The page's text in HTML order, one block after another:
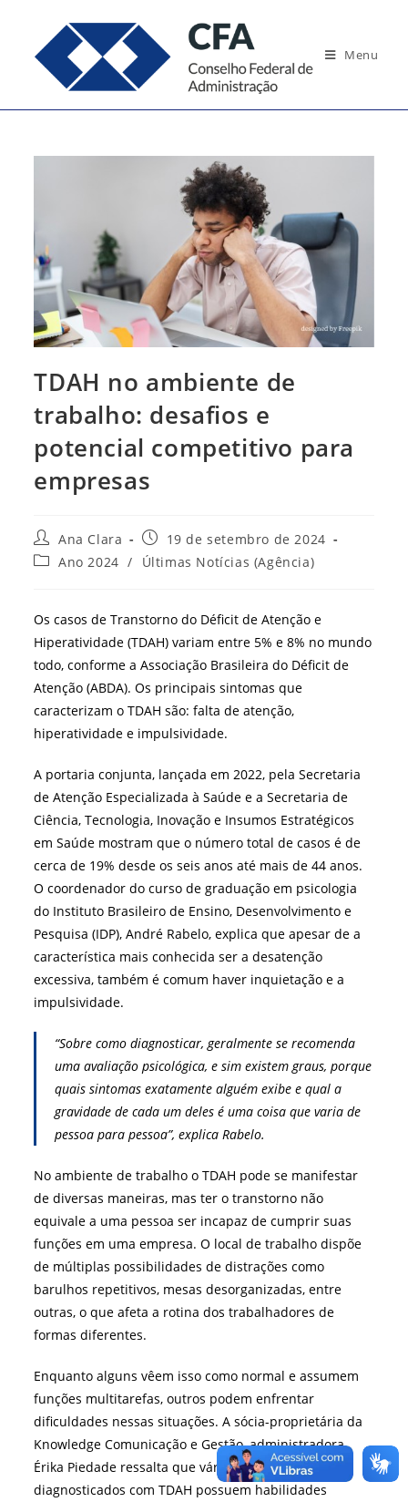
conteúdo
Menu
TDAH no ambiente de
trabalho: desafios e
potencial competitivo para
empresas
Autor
do
post:
Ana Clara
Post
publicado:
19 de setembro de 2024
Categoria
Ano 2024 / Últimas Notícias (Agência)
Os casos de Transtorno do Déficit de Atenção e
Hiperatividade (TDAH) variam entre 5% e 8% no mundo
todo, conforme a Associação Brasileira do Déficit de
Atenção (ABDA). Os principais sintomas que
caracterizam o TDAH são: falta de atenção,
hiperatividade e impulsividade.
A portaria conjunta, lançada em 2022, pela Secretaria
de Atenção Especializada à Saúde e a Secretaria de
Ciência, Tecnologia, Inovação e Insumos Estratégicos
em Saúde mostram que o número total de casos é de
cerca de 19% desde os seis anos até mais de 44 anos.
O coordenador do curso de graduação em psicologia
do Instituto Brasileiro de Ensino, Desenvolvimento e
Pesquisa (IDP), André Rabelo, explica que apesar de a
característica mais conhecida ser a desatenção
excessiva, também é comum haver inquietação e a
impulsividade.
“Sobre como diagnosticar, geralmente se recomenda
uma avaliação psicológica, e sim existem graus, porque
quais sintomas exatamente alguém exibe e qual a
gravidade de cada um deles é uma coisa que varia de
pessoa para pessoa”, explica Rabelo.
No ambiente de trabalho o TDAH pode se manifestar
de diversas maneiras, mas ter o transtorno não
equivale a uma pessoa ser incapaz de cumprir suas
funções em uma empresa. O local de trabalho dispõe
de múltiplas possibilidades de distrações como
barulhos repetitivos, mesas desorganizadas, entre
outras, o que afeta a rotina dos trabalhadores de
formas diferentes.
Enquanto alguns vêem isso como normal e assumem
funções multitarefas, outros podem enfrentar
dificuldades nessas situações. A sócia-proprietária da
Knowledge Comunicação e Gestão, administradora
Érika Piedade ressalta que vários profissionais
diagnosticados com TDAH possuem habilidades